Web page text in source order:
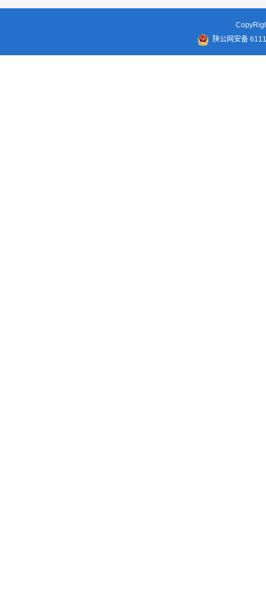
陕公网安备